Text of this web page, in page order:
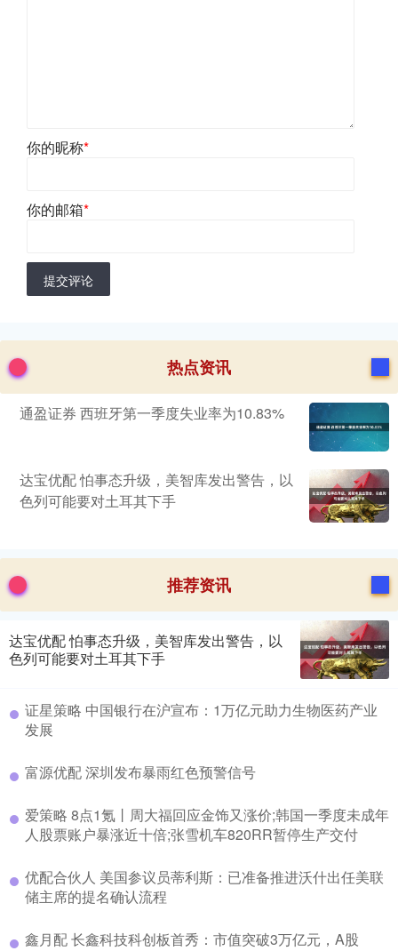
你的昵称*
你的邮箱*
提交评论
热点资讯
通盈证券 西班牙第一季度失业率为10.83%
达宝优配 怕事态升级，美智库发出警告，以
色列可能要对土耳其下手
推荐资讯
达宝优配 怕事态升级，美智库发出警告，以
色列可能要对土耳其下手
证星策略 中国银行在沪宣布：1万亿元助力生物医药产业
发展
富源优配 深圳发布暴雨红色预警信号
爱策略 8点1氪丨周大福回应金饰又涨价;韩国一季度未成年
人股票账户暴涨近十倍;张雪机车820RR暂停生产交付
优配合伙人 美国参议员蒂利斯：已准备推进沃什出任美联
储主席的提名确认流程
鑫月配 长鑫科技科创板首秀：市值突破3万亿元，A股